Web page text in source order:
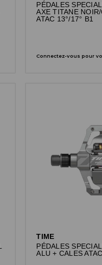
PÉDALES
AXE TITANE
ATAC 13°/17° B1
Connectez-vous pour
TIME
PÉDALES
ALU + CALES